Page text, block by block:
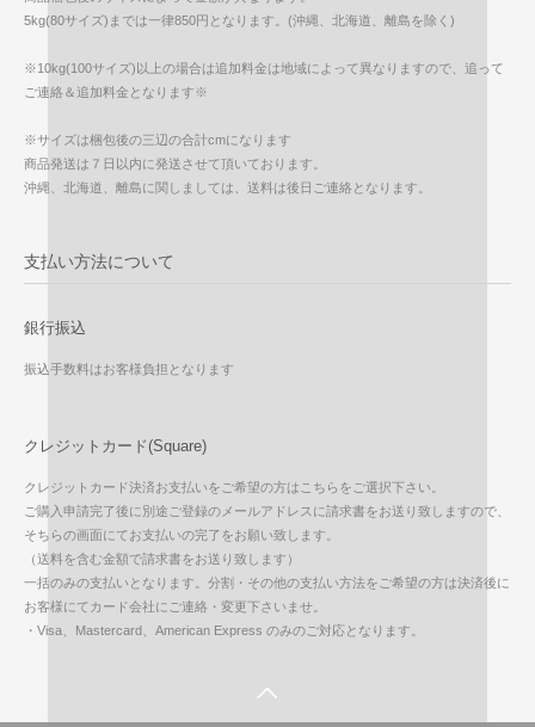
5kg(80サイズ)までは一律850円となります。(沖縄、北海道、離島を除く)
※10kg(100サイズ)以上の場合は追加料金は地域によって異なりますので、追って
ご連絡＆追加料金となります※
※サイズは梱包後の三辺の合計cmになります
商品発送は７日以内に発送させて頂いております。
沖縄、北海道、離島に関しましては、送料は後日ご連絡となります。
支払い方法について
銀行振込
振込手数料はお客様負担となります
クレジットカード(Square)
クレジットカード決済お支払いをご希望の方はこちらをご選択下さい。
ご購入申請完了後に別途ご登録のメールアドレスに請求書をお送り致しますので、
そちらの画面にてお支払いの完了をお願い致します。
（送料を含む金額で請求書をお送り致します）
一括のみの支払いとなります。分割・その他の支払い方法をご希望の方は決済後に
お客様にてカード会社にご連絡・変更下さいませ。
・Visa、Mastercard、American Express のみのご対応となります。